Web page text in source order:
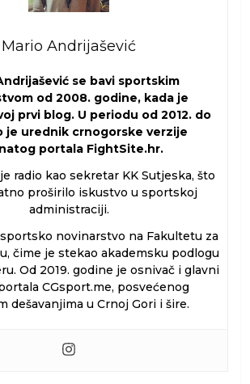
Mario Andrijašević
se bavi sportskim
od 2008. godine, kada je
prvi blog. U periodu od 2012. do
je urednik crnogorske verzije
portala FightSite.hr.
radio kao sekretar KK Sutjeska, što
proširilo iskustvo u sportskoj
administraciji.
novinarstvo na Fakultetu za
čime je stekao akademsku podlogu
Od 2019. godine je osnivač i glavni
CGsport.me, posvećenog
dešavanjima u Crnoj Gori i šire.